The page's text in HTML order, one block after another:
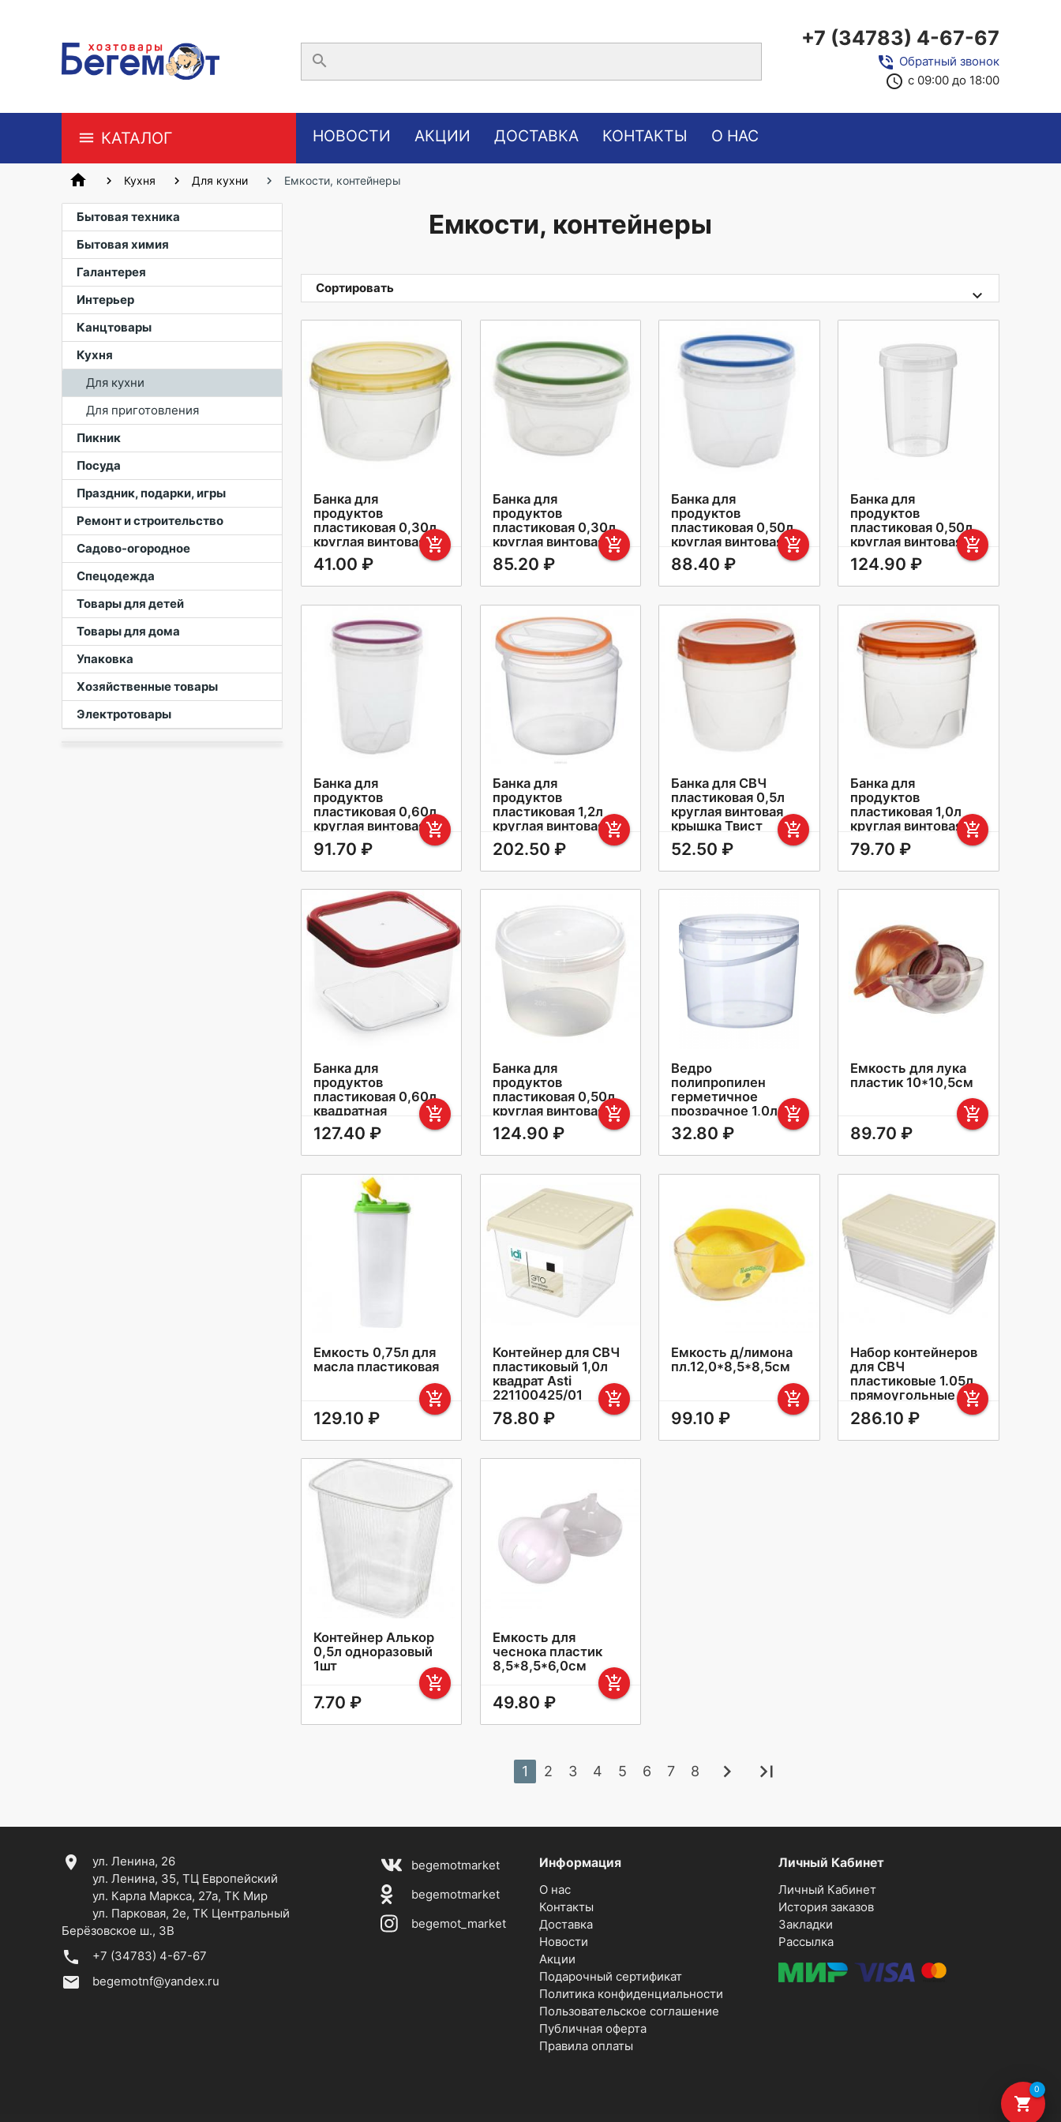
search
+7 (34783) 4-67-67
phone_in_talk Обратный звонок
access_time с 09:00 до 18:00
КАТАЛОГ НОВОСТИ АКЦИИ ДОСТАВКА КОНТАКТЫ О НАС
shopping_cart
0
home Кухня Для кухни Емкости, контейнеры
Бытовая техника
Бытовая химия
Галантерея
Интерьер
Канцтовары
Кухня
Для кухни
Для приготовления
Пикник
Посуда
Праздник, подарки, игры
Ремонт и строительство
Садово-огородное
Спецодежда
Товары для детей
Товары для дома
Упаковка
Хозяйственные товары
Электротовары
Емкости, контейнеры
Сортировать
Банка для
продуктов
пластиковая 0,30л
круглая винтовая
крышка
add_shopping_cart
41.00 ₽
Банка для
продуктов
пластиковая 0,30л
круглая винтовая
крышка Премиум
универсальная
add_shopping_cart
85.20 ₽
Банка для
продуктов
пластиковая 0,50л
круглая винтовая
крышка Премиум
универсальная
add_shopping_cart
88.40 ₽
Банка для
продуктов
пластиковая 0,50л
круглая винтовая
крышка, с мерной
шкалой Твист Phibo
универсальная
add_shopping_cart
124.90 ₽
Банка для
продуктов
пластиковая 0,60л
круглая винтовая
крышка Премиум
универсальная
add_shopping_cart
91.70 ₽
Банка для
продуктов
пластиковая 1,2л
круглая винтовая
крышка Винтаж
Phibo
add_shopping_cart
202.50 ₽
Банка для СВЧ
пластиковая 0,5л
круглая винтовая
крышка Твист
add_shopping_cart
52.50 ₽
Банка для
продуктов
пластиковая 1,0л
круглая винтовая
крышка
add_shopping_cart
79.70 ₽
Банка для
продуктов
пластиковая 0,60л
квадратная
Премиум
add_shopping_cart
127.40 ₽
Банка для
продуктов
пластиковая 0,50л
круглая винтовая
крышка Твист Phibo
универсальная
add_shopping_cart
124.90 ₽
Ведро
полипропилен
герметичное
прозрачное 1,0л с
крышкой №2 Луч
add_shopping_cart
32.80 ₽
Емкость для лука
пластик 10*10,5см
add_shopping_cart
89.70 ₽
Емкость 0,75л для
масла пластиковая
add_shopping_cart
129.10 ₽
Контейнер для СВЧ
пластиковый 1,0л
квадрат Asti
221100425/01
add_shopping_cart
78.80 ₽
Емкость д/лимона
пл.12,0*8,5*8,5см
add_shopping_cart
99.10 ₽
Набор контейнеров
для СВЧ
пластиковые 1.05л
прямоугольные Asti
221100925/01
add_shopping_cart
286.10 ₽
Контейнер Алькор
0,5л одноразовый
1шт
add_shopping_cart
7.70 ₽
Емкость для
чеснока пластик
8,5*8,5*6,0см
add_shopping_cart
49.80 ₽
1 2 3 4 5 6 7 8 chevron_right last_page
location_on
ул. Ленина, 26
ул. Ленина, 35, ТЦ Европейский
ул. Карла Маркса, 27а, ТК Мир
ул. Парковая, 2е, ТК Центральный
Берёзовское ш., 3В
phone +7 (34783) 4-67-67
email begemotnf@yandex.ru
begemotmarket
begemotmarket
begemot_market
Информация
О нас
Контакты
Доставка
Новости
Акции
Подарочный сертификат
Политика конфиденциальности
Пользовательское соглашение
Публичная оферта
Правила оплаты
Личный Кабинет
Личный Кабинет
История заказов
Закладки
Рассылка